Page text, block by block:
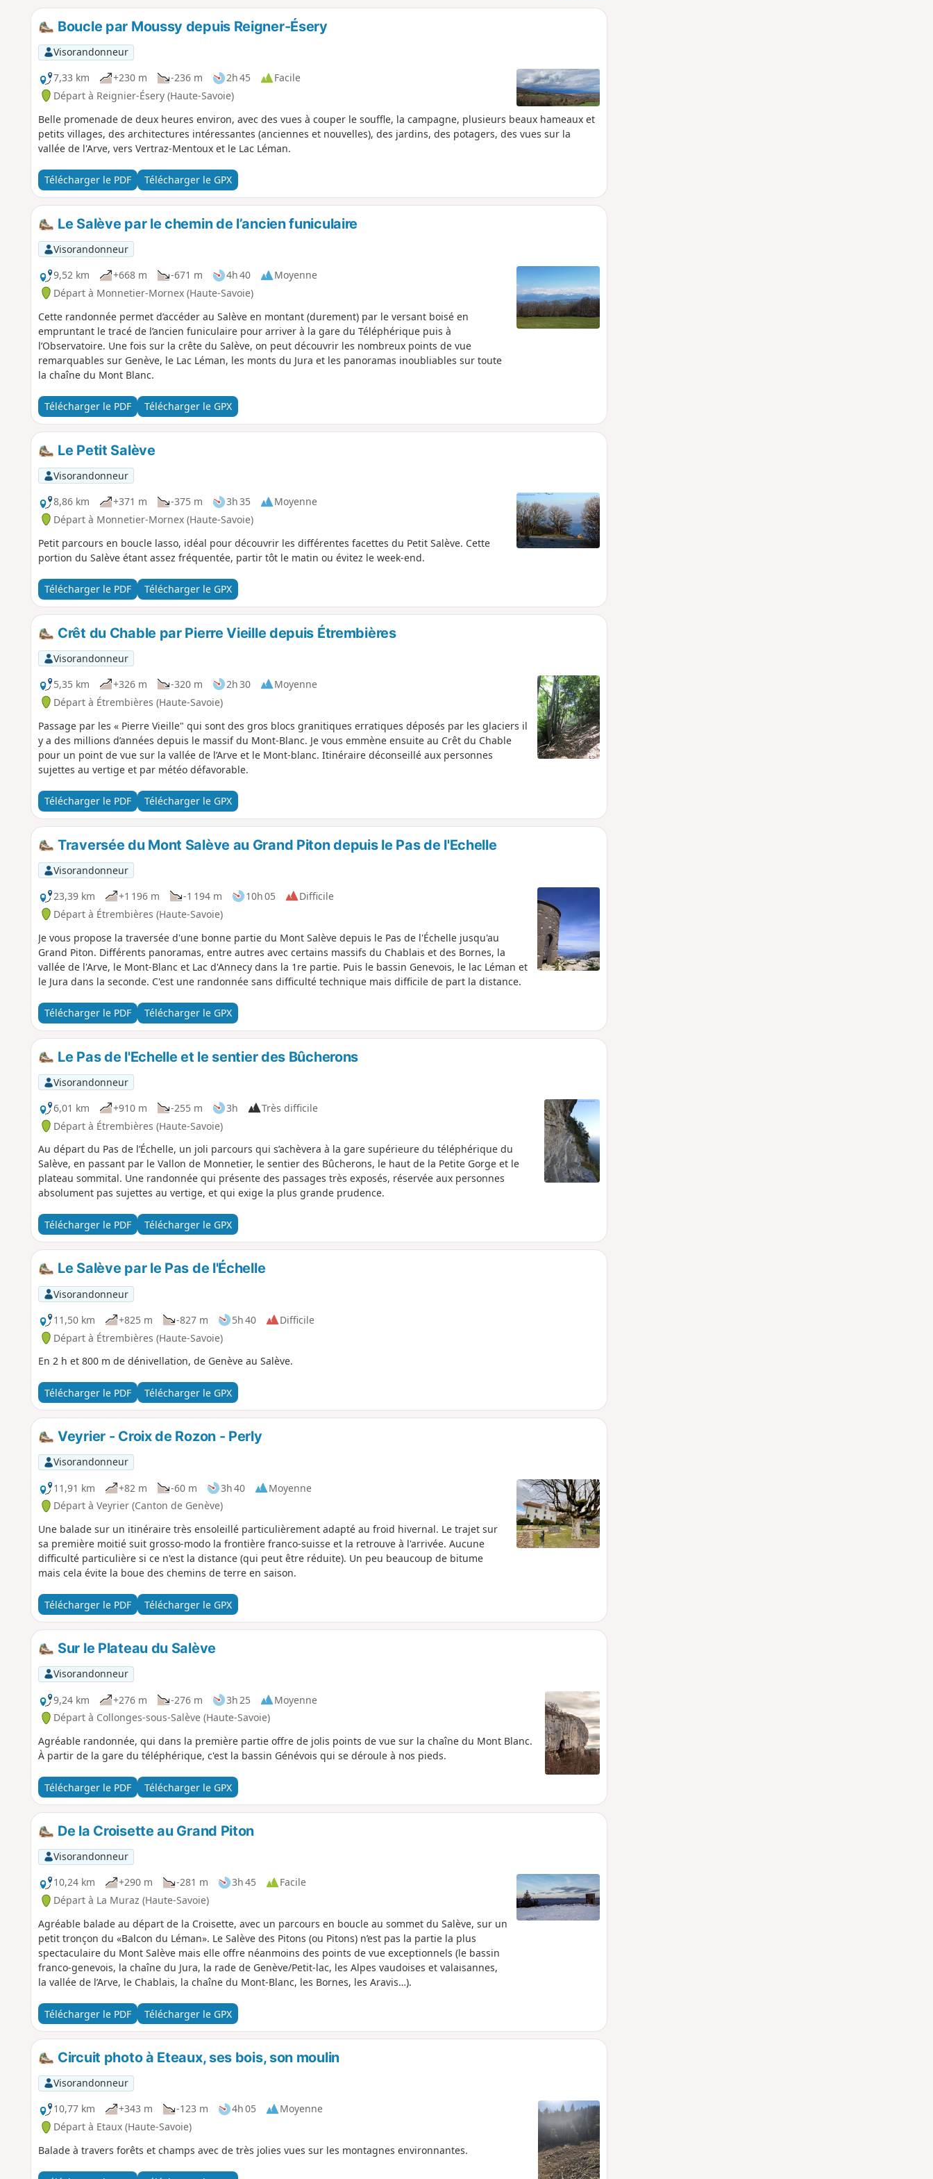
Boucle par Moussy depuis Reigner-Ésery
Visorandonneur
7,33 km
+230 m -236 m 2h 45
Facile
Départ à Reignier-Ésery (Haute-Savoie)
Belle promenade de deux heures environ, avec des vues à couper le souffle, la campagne, plusieurs beaux hameaux et
petits villages, des architectures intéressantes (anciennes et nouvelles), des jardins, des potagers, des vues sur la
vallée de l'Arve, vers Vertraz-Mentoux et le Lac Léman.
Télécharger le PDF Télécharger le GPX
Le Salève par le chemin de l’ancien funiculaire
Visorandonneur
9,52 km
+668 m -671 m 4h 40
Moyenne
Départ à Monnetier-Mornex (Haute-Savoie)
Cette randonnée permet d’accéder au Salève en montant (durement) par le versant boisé en
empruntant le tracé de l’ancien funiculaire pour arriver à la gare du Téléphérique puis à
l’Observatoire. Une fois sur la crête du Salève, on peut découvrir les nombreux points de vue
remarquables sur Genève, le Lac Léman, les monts du Jura et les panoramas inoubliables sur toute
la chaîne du Mont Blanc.
Télécharger le PDF Télécharger le GPX
Le Petit Salève
Visorandonneur
8,86 km
+371 m -375 m 3h 35
Moyenne
Départ à Monnetier-Mornex (Haute-Savoie)
Petit parcours en boucle lasso, idéal pour découvrir les différentes facettes du Petit Salève. Cette
portion du Salève étant assez fréquentée, partir tôt le matin ou évitez le week-end.
Télécharger le PDF Télécharger le GPX
Crêt du Chable par Pierre Vieille depuis Étrembières
Visorandonneur
5,35 km
+326 m -320 m 2h 30
Moyenne
Départ à Étrembières (Haute-Savoie)
Passage par les « Pierre Vieille" qui sont des gros blocs granitiques erratiques déposés par les glaciers il
y a des millions d’années depuis le massif du Mont-Blanc. Je vous emmène ensuite au Crêt du Chable
pour un point de vue sur la vallée de l’Arve et le Mont-blanc. Itinéraire déconseillé aux personnes
sujettes au vertige et par météo défavorable.
Télécharger le PDF Télécharger le GPX
Traversée du Mont Salève au Grand Piton depuis le Pas de l'Echelle
Visorandonneur
23,39 km
+1 196 m -1 194 m 10h 05
Difficile
Départ à Étrembières (Haute-Savoie)
Je vous propose la traversée d'une bonne partie du Mont Salève depuis le Pas de l'Échelle jusqu'au
Grand Piton. Différents panoramas, entre autres avec certains massifs du Chablais et des Bornes, la
vallée de l'Arve, le Mont-Blanc et Lac d'Annecy dans la 1re partie. Puis le bassin Genevois, le lac Léman et
le Jura dans la seconde. C'est une randonnée sans difficulté technique mais difficile de part la distance.
Télécharger le PDF Télécharger le GPX
Le Pas de l'Echelle et le sentier des Bûcherons
Visorandonneur
6,01 km
+910 m -255 m 3h
Très difficile
Départ à Étrembières (Haute-Savoie)
Au départ du Pas de l’Échelle, un joli parcours qui s’achèvera à la gare supérieure du téléphérique du
Salève, en passant par le Vallon de Monnetier, le sentier des Bûcherons, le haut de la Petite Gorge et le
plateau sommital. Une randonnée qui présente des passages très exposés, réservée aux personnes
absolument pas sujettes au vertige, et qui exige la plus grande prudence.
Télécharger le PDF Télécharger le GPX
Le Salève par le Pas de l'Échelle
Visorandonneur
11,50 km
+825 m -827 m 5h 40
Difficile
Départ à Étrembières (Haute-Savoie)
En 2 h et 800 m de dénivellation, de Genève au Salève.
Télécharger le PDF Télécharger le GPX
Veyrier - Croix de Rozon - Perly
Visorandonneur
11,91 km
+82 m -60 m 3h 40
Moyenne
Départ à Veyrier (Canton de Genève)
Une balade sur un itinéraire très ensoleillé particulièrement adapté au froid hivernal. Le trajet sur
sa première moitié suit grosso-modo la frontière franco-suisse et la retrouve à l'arrivée. Aucune
difficulté particulière si ce n'est la distance (qui peut être réduite). Un peu beaucoup de bitume
mais cela évite la boue des chemins de terre en saison.
Télécharger le PDF Télécharger le GPX
Sur le Plateau du Salève
Visorandonneur
9,24 km
+276 m -276 m 3h 25
Moyenne
Départ à Collonges-sous-Salève (Haute-Savoie)
Agréable randonnée, qui dans la première partie offre de jolis points de vue sur la chaîne du Mont Blanc.
À partir de la gare du téléphérique, c'est la bassin Génévois qui se déroule à nos pieds.
Télécharger le PDF Télécharger le GPX
De la Croisette au Grand Piton
Visorandonneur
10,24 km
+290 m -281 m 3h 45
Facile
Départ à La Muraz (Haute-Savoie)
Agréable balade au départ de la Croisette, avec un parcours en boucle au sommet du Salève, sur un
petit tronçon du «Balcon du Léman». Le Salève des Pitons (ou Pitons) n’est pas la partie la plus
spectaculaire du Mont Salève mais elle offre néanmoins des points de vue exceptionnels (le bassin
franco-genevois, la chaîne du Jura, la rade de Genève/Petit-lac, les Alpes vaudoises et valaisannes,
la vallée de l’Arve, le Chablais, la chaîne du Mont-Blanc, les Bornes, les Aravis…).
Télécharger le PDF Télécharger le GPX
Circuit photo à Eteaux, ses bois, son moulin
Visorandonneur
10,77 km
+343 m -123 m 4h 05
Moyenne
Départ à Etaux (Haute-Savoie)
Balade à travers forêts et champs avec de très jolies vues sur les montagnes environnantes.